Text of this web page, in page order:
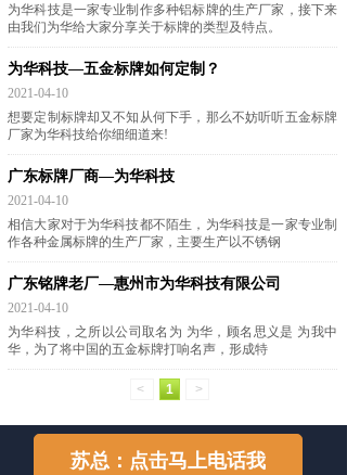
为华科技是一家专业制作多种铝标牌的生产厂家，接下来
由我们为华给大家分享关于标牌的类型及特点。
为华科技—五金标牌如何定制？
2021-04-10
想要定制标牌却又不知从何下手，那么不妨听听五金标牌
厂家为华科技给你细细道来!
广东标牌厂商—为华科技
2021-04-10
相信大家对于为华科技都不陌生，为华科技是一家专业制
作各种金属标牌的生产厂家，主要生产以不锈钢
广东铭牌老厂—惠州市为华科技有限公司
2021-04-10
为华科技，之所以公司取名为 为华，顾名思义是 为我中
华，为了将中国的五金标牌打响名声，形成特
< 1 >
苏总：点击马上电话我